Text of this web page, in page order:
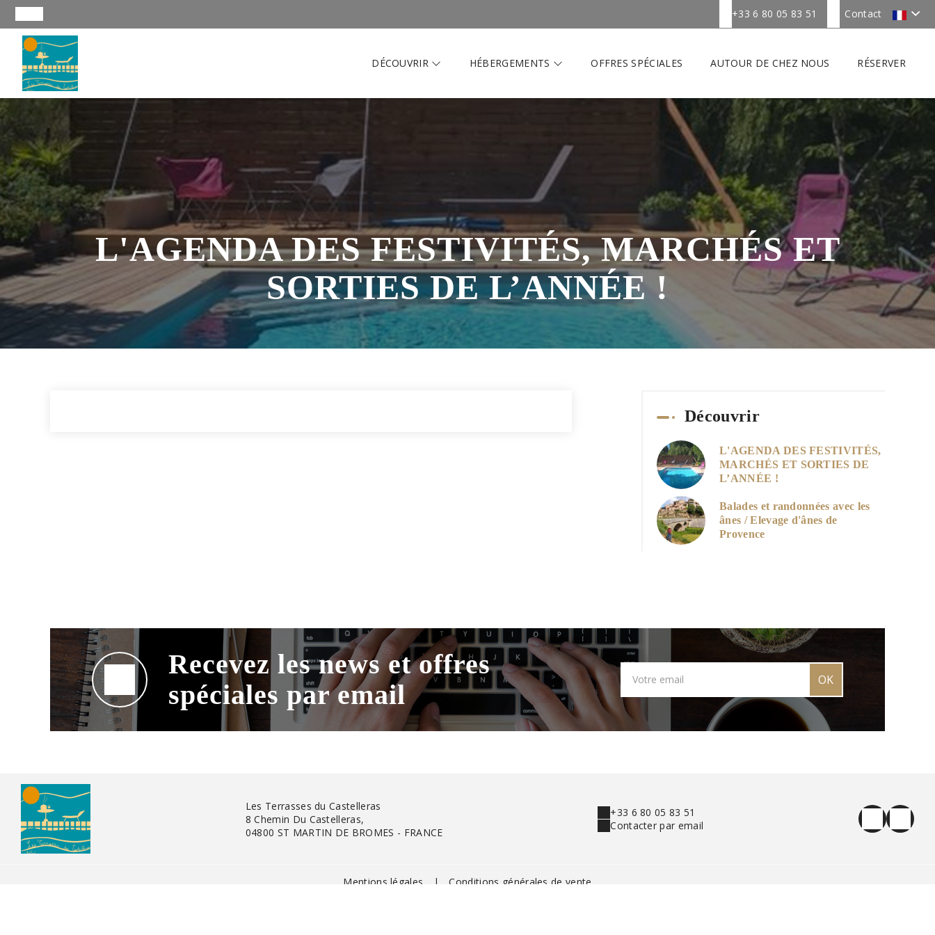
Contact
+33 6 80 05 83 51
DÉCOUVRIR HÉBERGEMENTS OFFRES SPÉCIALES AUTOUR DE CHEZ NOUS RÉSERVER
L'AGENDA DES FESTIVITÉS, MARCHÉS ET
SORTIES DE L’ANNÉE !
Découvrir
L'AGENDA DES FESTIVITÉS,
MARCHÉS ET SORTIES DE
L’ANNÉE !
Balades et randonnées avec les
ânes / Elevage d'ânes de
Provence
Recevez les news et offres
spéciales par email
OK
Les Terrasses du Castelleras
8 Chemin Du Castelleras,
04800 ST MARTIN DE BROMES - FRANCE
+33 6 80 05 83 51
Contacter par email
Mentions légales | Conditions générales de vente